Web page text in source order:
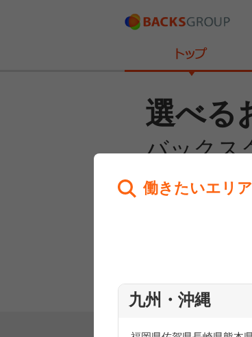
選べる
バックス
働きたいエリ
九州・沖縄